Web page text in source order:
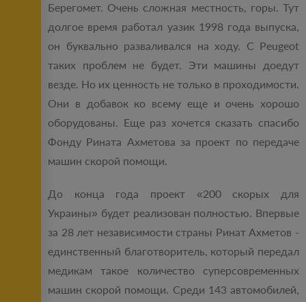
Берегомет. Очень сложная местность, горы. Тут
долгое время работал уазик 1998 года выпуска,
он буквально разваливался на ходу. С Peugeot
таких проблем не будет. Эти машины доедут
везде. Но их ценность не только в проходимости.
Они в добавок ко всему еще и очень хорошо
оборудованы. Еще раз хочется сказать спасибо
Фонду Рината Ахметова за проект по передаче
машин скорой помощи.
До конца года проект «200 скорых для
Украины» будет реализован полностью. Впервые
за 28 лет независимости страны Ринат Ахметов -
единственный благотворитель, который передал
медикам такое количество суперсовременных
машин скорой помощи. Среди 143 автомобилей,